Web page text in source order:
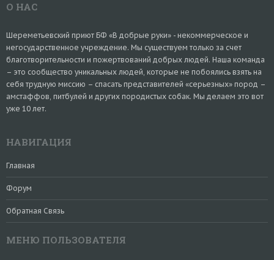
О НАС
Шереметьевский приют БФ «В добрые руки» - некоммерческое и
негосударственное учреждение. Мы существуем только за счет
благотворительности и пожертвований добрых людей. Наша команда
– это сообщество уникальных людей, которые не побоялись взять на
себя трудную миссию – спасать представителей «серьезных» пород –
амстаффов, питбулей и других породистых собак. Мы делаем это вот
уже 10 лет.
НАВИГАЦИЯ
Главная
Форум
Обратная Связь
МЕНЮ ПОЛЬЗОВАТЕЛЯ